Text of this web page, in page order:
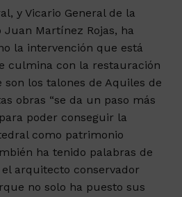
y Vicario General de la
Juan Martínez Rojas, ha
la intervención que está
culmina con la restauración
son los talones de Aquiles de
obras “se da un paso más
poder conseguir la
como patrimonio
ha tenido palabras de
arquitecto conservador
no solo ha puesto sus